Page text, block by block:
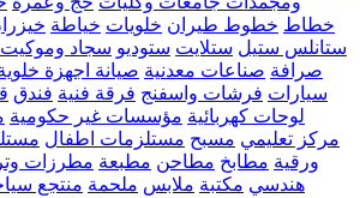
خطاط خطوط طيران خلويات خياطة
ستانلس ستيل ستلايت ستوديو سجاد وموكيت
صرافة صناعات معدنية صيانة اجهزة
سيارات فرشات واسفنج فرقة فنية فندق
لوحات كهربائية مؤسسات غير حكومية
مركز تعليمي مسبح مستلزمات اطفال
ورقية مطابخ مطاحن مطبعة مطرزات
هندسي مكتبة ملابس ملحمة منتجع